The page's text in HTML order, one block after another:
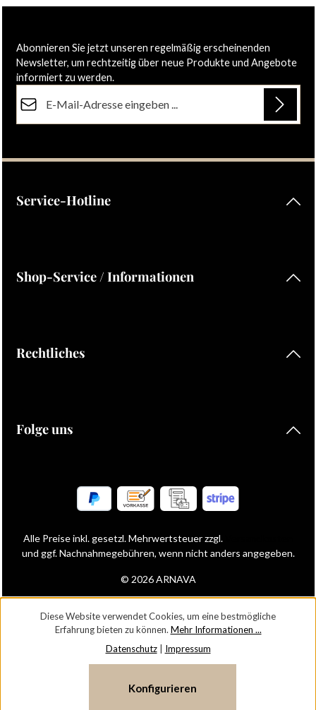
Abonnieren Sie jetzt unseren regelmäßig erscheinenden
Newsletter, um rechtzeitig über neue Produkte und Angebote
informiert zu werden.
Ich habe dieDatenschutzbestimmungenzur Kenntnis
Service-Hotline
Shop-Service / Informationen
Rechtliches
Folge uns
© 2026 ARNAVA
Alle Preise inkl. gesetzl. Mehrwertsteuer zzgl.
und ggf. Nachnahmegebühren, wenn nicht anders angegeben.
Diese Website verwendet Cookies, um eine bestmögliche
Erfahrung bieten zu können. Mehr Informationen ...
Datenschutz| Impressum
Konfigurieren